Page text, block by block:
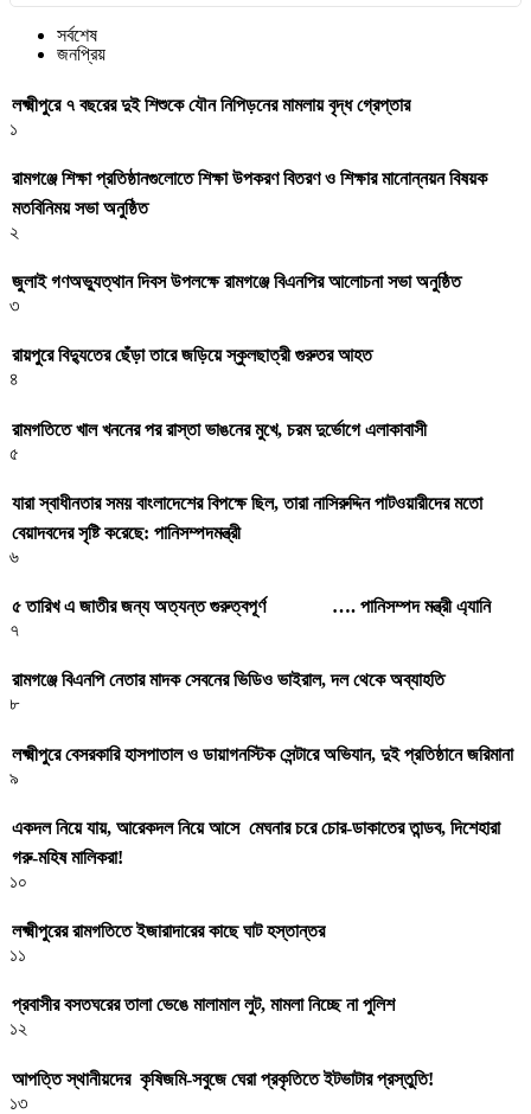
সর্বশেষ
জনপ্রিয়
লক্ষ্মীপুরে ৭ বছরের দুই শিশুকে যৌন নিপিড়নের মামলায় বৃদ্ধ গ্রেপ্তার
১
রামগঞ্জে শিক্ষা প্রতিষ্ঠানগুলোতে শিক্ষা উপকরণ বিতরণ ও শিক্ষার মানোন্নয়ন বিষয়ক
মতবিনিময় সভা অনুষ্ঠিত
২
জুলাই গণঅভ্যুত্থান দিবস উপলক্ষে রামগঞ্জে বিএনপির আলোচনা সভা অনুষ্ঠিত
৩
রায়পুরে বিদ্যুতের ছেঁড়া তারে জড়িয়ে স্কুলছাত্রী গুরুতর আহত
৪
রামগতিতে খাল খননের পর রাস্তা ভাঙনের মুখে, চরম দুর্ভোগে এলাকাবাসী
৫
যারা স্বাধীনতার সময় বাংলাদেশের বিপক্ষে ছিল, তারা নাসিরুদ্দিন পাটওয়ারীদের মতো
বেয়াদবদের সৃষ্টি করেছে: পানিসম্পদমন্ত্রী
৬
৫ তারিখ এ জাতীর জন্য অত্যন্ত গুরুত্বপূর্ণ …. পানিসম্পদ মন্ত্রী এ্যানি
৭
রামগঞ্জে বিএনপি নেতার মাদক সেবনের ভিডিও ভাইরাল, দল থেকে অব্যাহতি
৮
লক্ষ্মীপুরে বেসরকারি হাসপাতাল ও ডায়াগনস্টিক সেন্টারে অভিযান, দুই প্রতিষ্ঠানে জরিমানা
৯
একদল নিয়ে যায়, আরেকদল নিয়ে আসে মেঘনার চরে চোর-ডাকাতের তান্ডব, দিশেহারা
গরু-মহিষ মালিকরা!
১০
লক্ষ্মীপুরের রামগতিতে ইজারাদারের কাছে ঘাট হস্তান্তর
১১
প্রবাসীর বসতঘরের তালা ভেঙে মালামাল লুট, মামলা নিচ্ছে না পুলিশ
১২
আপত্তি স্থানীয়দের কৃষিজমি-সবুজে ঘেরা প্রকৃতিতে ইটভাটার প্রস্তুতি!
১৩